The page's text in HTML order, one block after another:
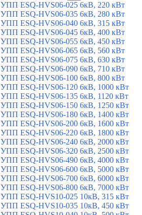
УПП ESQ-HVS06-025 6кВ, 220 кВт
УПП ESQ-HVS06-035 6кВ, 280 кВт
УПП ESQ-HVS06-040 6кВ, 315 кВт
УПП ESQ-HVS06-045 6кВ, 400 кВт
УПП ESQ-HVS06-055 6кВ, 450 кВт
УПП ESQ-HVS06-065 6кВ, 560 кВт
УПП ESQ-HVS06-075 6кВ, 630 кВт
УПП ESQ-HVS06-090 6кВ, 710 кВт
УПП ESQ-HVS06-100 6кВ, 800 кВт
УПП ESQ-HVS06-120 6кВ, 1000 кВт
УПП ESQ-HVS06-135 6кВ, 1120 кВт
УПП ESQ-HVS06-150 6кВ, 1250 кВт
УПП ESQ-HVS06-180 6кВ, 1400 кВт
УПП ESQ-HVS06-200 6кВ, 1600 кВт
УПП ESQ-HVS06-220 6кВ, 1800 кВт
УПП ESQ-HVS06-240 6кВ, 2000 кВт
УПП ESQ-HVS06-320 6кВ, 2500 кВт
УПП ESQ-HVS06-490 6кВ, 4000 кВт
УПП ESQ-HVS06-600 6кВ, 5000 кВт
УПП ESQ-HVS06-700 6кВ, 6000 кВт
УПП ESQ-HVS06-800 6кВ, 7000 кВт
УПП ESQ-HVS10-025 10кВ, 315 кВт
УПП ESQ-HVS10-035 10кВ, 450 кВт